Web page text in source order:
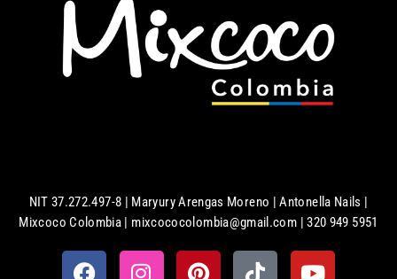
NIT 37.272.497-8 | Maryury Arengas Moreno | Antonella Nails |
Mixcoco Colombia | mixcococolombia@gmail.com | 320 949 5951